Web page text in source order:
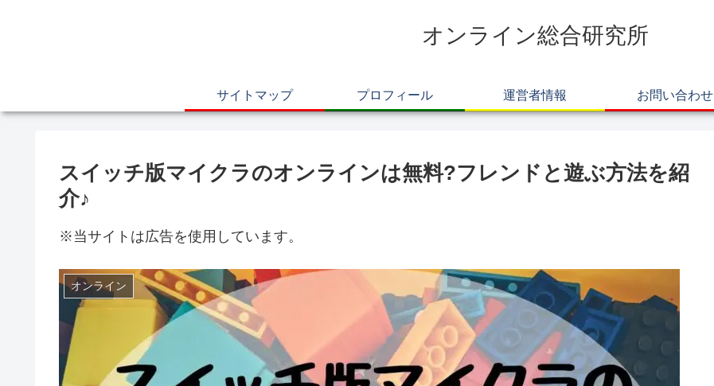
オンライン総合研究所
サイトマップ プロフィール 運営者情報 お問い合わせ
スイッチ版マイクラのオンラインは無料?フレンドと遊ぶ方法を紹
介♪
※当サイトは広告を使用しています。
オンライン